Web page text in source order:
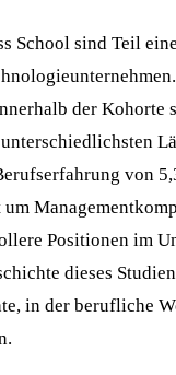
School sind Teil
der Kohorte
von
Positionen im
dieses
in der berufliche